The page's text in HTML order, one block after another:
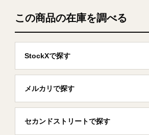
この商品の在庫を調べる
StockXで探す
メルカリで探す
セカンドストリートで探す